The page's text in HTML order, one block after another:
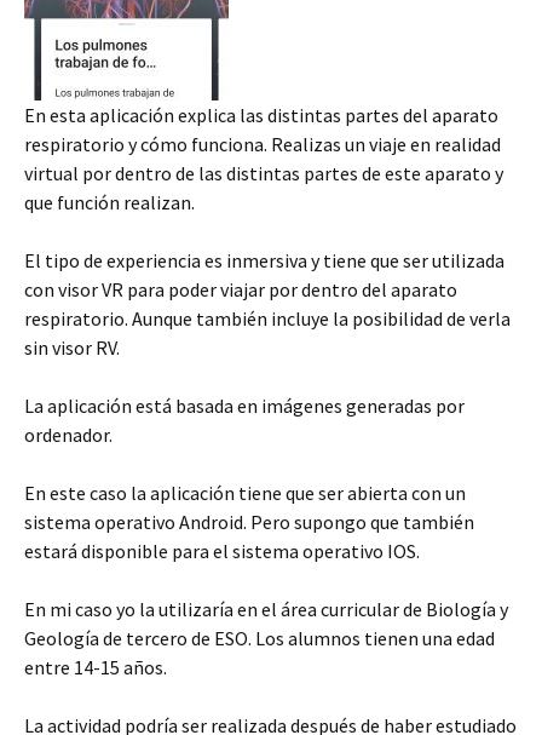
En esta aplicación explica las distintas partes del aparato
respiratorio y cómo funciona. Realizas un viaje en realidad
virtual por dentro de las distintas partes de este aparato y
que función realizan.
El tipo de experiencia es inmersiva y tiene que ser utilizada
con visor VR para poder viajar por dentro del aparato
respiratorio. Aunque también incluye la posibilidad de verla
sin visor RV.
La aplicación está basada en imágenes generadas por
ordenador.
En este caso la aplicación tiene que ser abierta con un
sistema operativo Android. Pero supongo que también
estará disponible para el sistema operativo IOS.
En mi caso yo la utilizaría en el área curricular de Biología y
Geología de tercero de ESO. Los alumnos tienen una edad
entre 14-15 años.
La actividad podría ser realizada después de haber estudiado